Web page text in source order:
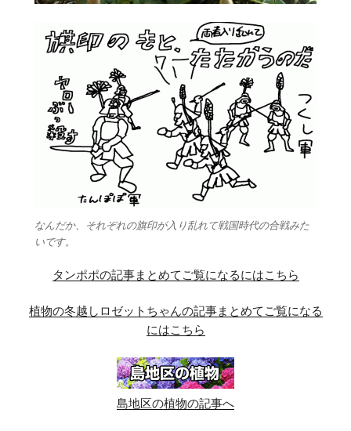
なんだか、それぞれの旗印が入り乱れて戦国時代の合戦みた
いです。
タンポポの記事まとめてご覧になるにはこちら
植物の冬越しロゼットちゃんの記事まとめてご覧になる
にはこちら
島地区の植物の記事へ